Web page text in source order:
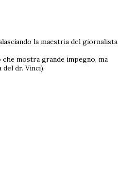
la maestria del giornalista
mostra grande impegno, ma
dr. Vinci).